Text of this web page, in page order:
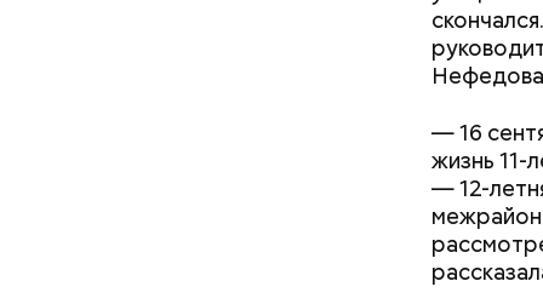
— 16
жизнь 11-
— 12-
Началось
скрытую
матери и
пищу ела
Стражи
план